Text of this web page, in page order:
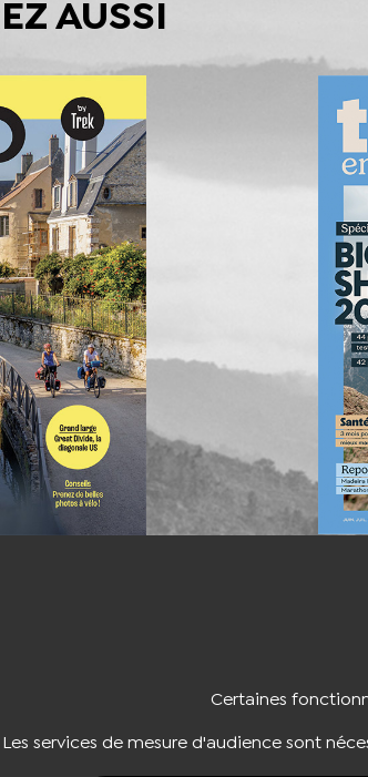
Certaines
Les services de mesure d'audience sont
AUSSI